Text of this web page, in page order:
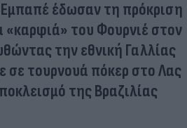
έδωσαν τη πρόκριση
του Φουρνιέ στον
την εθνική Γαλλίας
σε τουρνουά πόκερ στο Λας
της Βραζιλίας